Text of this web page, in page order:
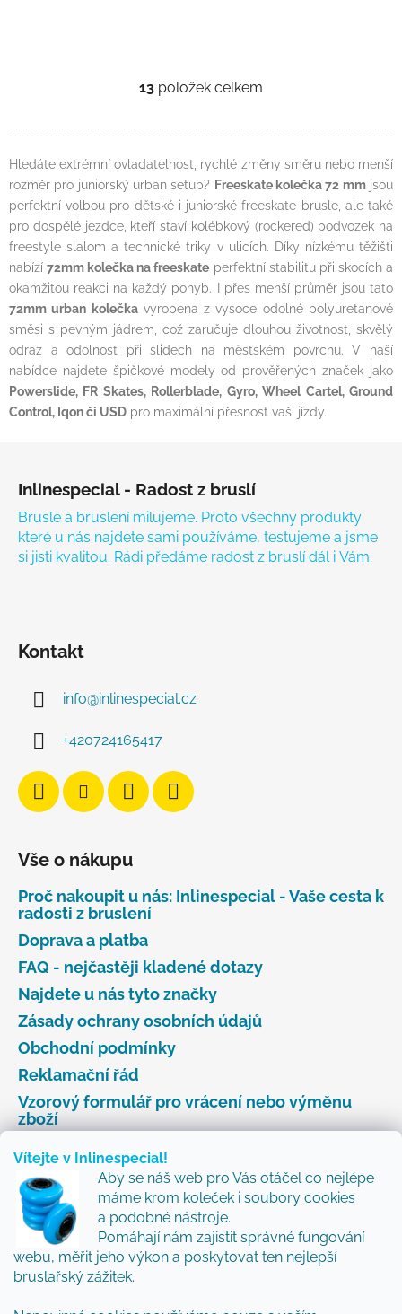
Vítejte v Inlinespecial!
Aby se náš web pro Vás otáčel co nejlépe
máme krom koleček i soubory cookies
a podobné nástroje.
Pomáhají nám zajistit správné fungování
webu, měřit jeho výkon a poskytovat ten nejlepší
bruslařský zážitek.
Ovládací prvky výpisu
13 položek celkem
Hledáte extrémní ovladatelnost, rychlé změny směru nebo menší
rozměr pro juniorský urban setup? Freeskate kolečka 72 mmjsou
perfektní volbou pro dětské i juniorské freeskate brusle, ale také
pro dospělé jezdce, kteří staví kolébkový (rockered) podvozek na
freestyle slalom a technické triky v ulicích. Díky nízkému těžišti
nabízí72mm kolečka na freeskate perfektní stabilitu při skocích a
okamžitou reakci na každý pohyb. I přes menší průměr jsou tato
72mm urban kolečkavyrobena z vysoce odolné polyuretanové
směsi s pevným jádrem, což zaručuje dlouhou životnost, skvělý
odraz a odolnost při slidech na městském povrchu. V naší
nabídce najdete špičkové modely od prověřených značek jako
Powerslide, FR Skates, Rollerblade, Gyro, Wheel Cartel, Ground
Control, Iqon či USD pro maximální přesnost vaší jízdy.
Inlinespecial - Radost z bruslí
Brusle a bruslení milujeme. Proto všechny produkty
které u nás najdete sami používáme, testujeme a jsme
si jisti kvalitou. Rádi předáme radost z bruslí dál i Vám.
Kontakt
info@inlinespecial.cz
+420724165417
Vše o nákupu
Proč nakoupit u nás: Inlinespecial - Vaše cesta k
radosti z bruslení
Doprava a platba
FAQ - nejčastěji kladené dotazy
Najdete u nás tyto značky
Zásady ochrany osobních údajů
Obchodní podmínky
Reklamační řád
Vzorový formulář pro vrácení nebo výměnu
zboží
Odebírat newsletter
Přidejte se k nám a my Vám budeme zasílat ty nejlepší
novinky a tipy.